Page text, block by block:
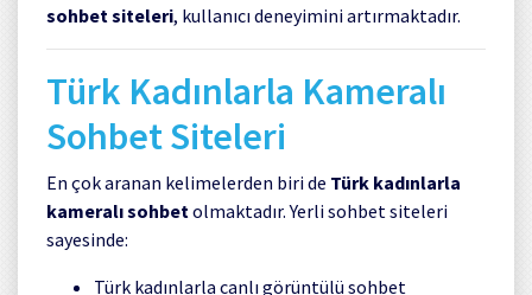
sohbet siteleri, kullanıcı deneyimini artırmaktadır.
Türk Kadınlarla Kameralı
Sohbet Siteleri
En çok aranan kelimelerden biri de Türk kadınlarla
kameralı sohbet olmaktadır. Yerli sohbet siteleri
sayesinde:
Türk kadınlarla canlı görüntülü sohbet